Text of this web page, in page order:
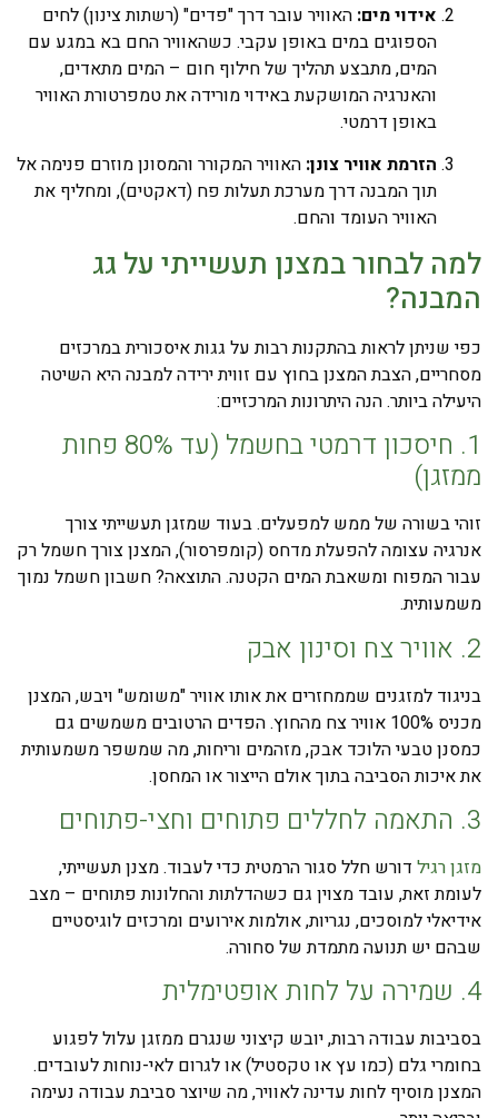
אידוי מים: האוויר עובר דרך "פדים" (רשתות צינון) לחים
הספוגים במים באופן עקבי. כשהאוויר החם בא במגע עם
המים, מתבצע תהליך של חילוף חום – המים מתאדים,
והאנרגיה המושקעת באידוי מורידה את טמפרטורת האוויר
באופן דרמטי.
הזרמת אוויר צונן: האוויר המקורר והמסונן מוזרם פנימה אל
תוך המבנה דרך מערכת תעלות פח (דאקטים), ומחליף את
האוויר העומד והחם.
למה לבחור במצנן תעשייתי על גג
המבנה?
כפי שניתן לראות בהתקנות רבות על גגות איסכורית במרכזים
מסחריים, הצבת המצנן בחוץ עם זווית ירידה למבנה היא השיטה
היעילה ביותר. הנה היתרונות המרכזיים:
1. חיסכון דרמטי בחשמל (עד 80% פחות
ממזגן)
זוהי בשורה של ממש למפעלים. בעוד שמזגן תעשייתי צורך
אנרגיה עצומה להפעלת מדחס (קומפרסור), המצנן צורך חשמל רק
עבור המפוח ומשאבת המים הקטנה. התוצאה? חשבון חשמל נמוך
משמעותית.
2. אוויר צח וסינון אבק
בניגוד למזגנים שממחזרים את אותו אוויר "משומש" ויבש, המצנן
מכניס 100% אוויר צח מהחוץ. הפדים הרטובים משמשים גם
כמסנן טבעי הלוכד אבק, מזהמים וריחות, מה שמשפר משמעותית
את איכות הסביבה בתוך אולם הייצור או המחסן.
3. התאמה לחללים פתוחים וחצי-פתוחים
מזגן רגיל דורש חלל סגור הרמטית כדי לעבוד. מצנן תעשייתי,
לעומת זאת, עובד מצוין גם כשהדלתות והחלונות פתוחים – מצב
אידיאלי למוסכים, נגריות, אולמות אירועים ומרכזים לוגיסטיים
שבהם יש תנועה מתמדת של סחורה.
4. שמירה על לחות אופטימלית
בסביבות עבודה רבות, יובש קיצוני שנגרם ממזגן עלול לפגוע
בחומרי גלם (כמו עץ או טקסטיל) או לגרום לאי-נוחות לעובדים.
המצנן מוסיף לחות עדינה לאוויר, מה שיוצר סביבת עבודה נעימה